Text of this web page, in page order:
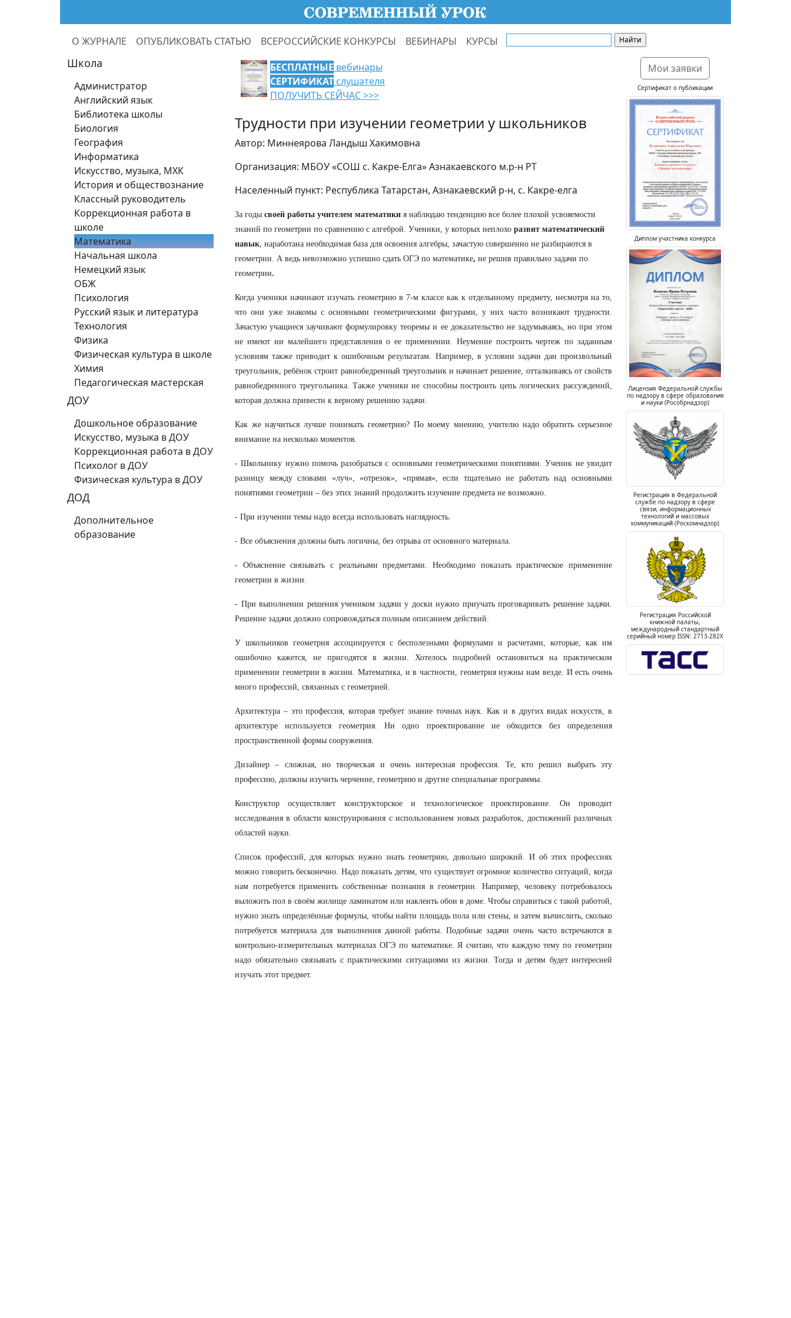
О ЖУРНАЛЕ ОПУБЛИКОВАТЬ СТАТЬЮ ВСЕРОССИЙСКИЕ КОНКУРСЫ ВЕБИНАРЫ КУРСЫ
Школа
Администратор
Английский язык
Библиотека школы
Биология
География
Информатика
Искусство, музыка, МХК
История и обществознание
Классный руководитель
Коррекционная работа в
школе
Математика
Начальная школа
Немецкий язык
ОБЖ
Психология
Русский язык и литература
Технология
Физика
Физическая культура в школе
Химия
Педагогическая мастерская
ДОУ
Дошкольное образование
Искусство, музыка в ДОУ
Коррекционная работа в ДОУ
Психолог в ДОУ
Физическая культура в ДОУ
ДОД
Дополнительное
образование
БЕСПЛАТНЫЕ вебинары
СЕРТИФИКАТ слушателя
ПОЛУЧИТЬ СЕЙЧАС >>>
Трудности при изучении геометрии у школьников
Автор: Миннеярова Ландыш Хакимовна
Организация: МБОУ «CОШ с. Какре-Елга» Азнакаевского м.р-н РТ
Населенный пункт: Республика Татарстан, Азнакаевский р-н, с. Какре-елга
За годы своей работы учителем математики я наблюдаю тенденцию все более плохой усвояемости
знаний по геометрии по сравнению с алгеброй. Ученики, у которых неплохо развит математический
навык, наработана необходимая база для освоения алгебры, зачастую совершенно не разбираются в
геометрии. А ведь невозможно успешно сдать ОГЭ по математике, не решив правильно задачи по
геометрии.
Когда ученики начинают изучать геометрию в 7-м классе как к отдельнному предмету, несмотря на то,
что они уже знакомы с основными геометрическими фигурами, у них часто возникают трудности.
Зачастую учащиеся заучивают формулировку теоремы и ее доказательство не задумываясь, но при этом
не имеют ни малейшего представления о ее применении. Неумение построить чертеж по заданным
условиям также приводит к ошибочным результатам. Например, в условии задачи дан произвольный
треугольник, ребёнок строит равнобедренный треугольник и начинает решение, отталкиваясь от свойств
равнобедренного треугольника. Также ученики не способны построить цепь логических рассуждений,
которая должна привести к верному решению задачи.
Как же научиться лучше понимать геометрию? По моему мнению, учителю надо обратить серьезное
внимание на несколько моментов.
- Школьнику нужно помочь разобраться с основными геометрическими понятиями. Ученик не увидит
разницу между словами «луч», «отрезок», «прямая», если тщательно не работать над основными
понятиями геометрии – без этих знаний продолжить изучение предмета не возможно.
- При изучении темы надо всегда использовать наглядность.
- Все объяснения должны быть логичны, без отрыва от основного материала.
- Объяснение связывать с реальными предметами. Необходимо показать практическое применение
геометрии в жизни.
- При выполнении решения учеником задачи у доски нужно приучать проговаривать решение задачи.
Решение задачи должно сопровождаться полным описанием действий.
У школьников геометрия ассоциируется с бесполезными формулами и расчетами, которые, как им
ошибочно кажется, не пригодятся в жизни. Хотелось подробней остановиться на практическом
применении геометрии в жизни. Математика, и в частности, геометрия нужны нам везде. И есть очень
много профессий, связанных с геометрией.
Архитектура – это профессия, которая требует знание точных наук. Как и в других видах искусств, в
архитектуре используется геометрия. Ни одно проектирование не обходится без определения
пространственной формы сооружения.
Дизайнер – сложная, но творческая и очень интересная профессия. Те, кто решил выбрать эту
профессию, должны изучить черчение, геометрию и другие специальные программы.
Конструктор осуществляет конструкторское и технологическое проектирование. Он проводит
исследования в области конструирования с использованием новых разработок, достижений различных
областей науки.
Список профессий, для которых нужно знать геометрию, довольно широкий. И об этих профессиях
можно говорить бесконечно. Надо показать детям, что существует огромное количество ситуаций, когда
нам потребуется применить собственные познания в геометрии. Например, человеку потребовалось
выложить пол в своём жилище ламинатом или наклеить обои в доме. Чтобы справиться с такой работой,
нужно знать определённые формулы, чтобы найти площадь пола или стены, и затем вычислить, сколько
потребуется материала для выполнения данной работы. Подобные задачи очень часто встречаются в
контрольно-измерительных материалах ОГЭ по математике. Я считаю, что каждую тему по геометрии
надо обязательно связывать с практическими ситуациями из жизни. Тогда и детям будет интересней
изучать этот предмет.
Мои заявки
Сертификат о публикации
Диплом участника конкурса
Лицензия Федеральной службы
по надзору в сфере образования
и науки (Рособрнадзор)
Регистрация в Федеральной
службе по надзору в сфере
связи, информационных
технологий и массовых
коммуникаций (Роскомнадзор)
Регистрация Российской
книжной палаты,
международный стандартный
серийный номер ISSN: 2713-282X